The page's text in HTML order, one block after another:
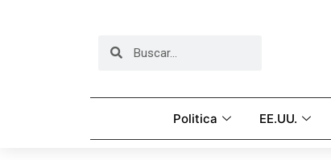
Politica EE.UU.